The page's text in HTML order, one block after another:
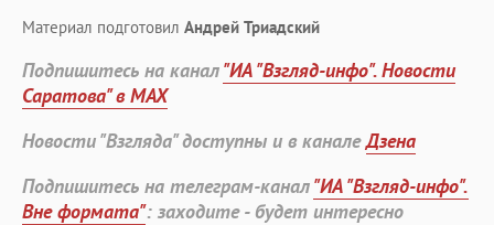
Материал подготовил Андрей Триадский
Подпишитесь на канал"ИА "Взгляд-инфо". Новости
Саратова" в MAX
Новости "Взгляда" доступны и в каналеДзена
Подпишитесь на телеграм-канал"ИА "Взгляд-инфо".
Вне формата": заходите - будет интересно